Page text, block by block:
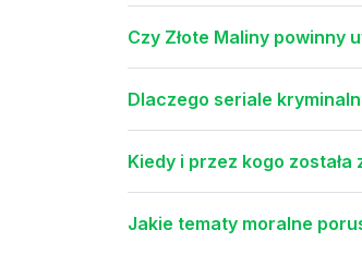
Czy Złote Maliny powinny
Dlaczego seriale
Kiedy i przez kogo została
Jakie tematy moralne